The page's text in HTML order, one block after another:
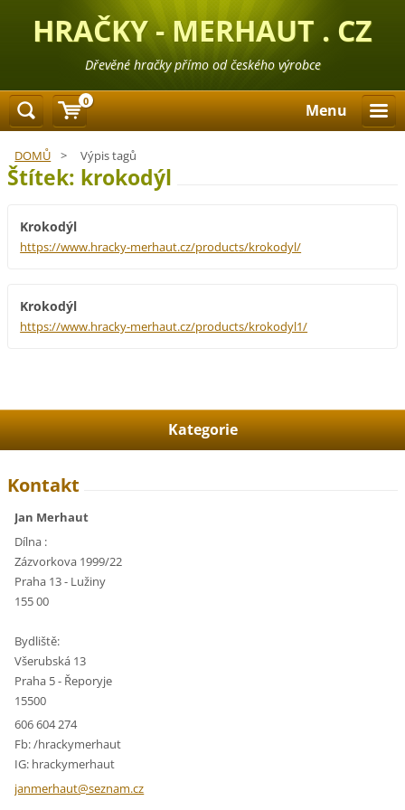
HRAČKY - MERHAUT . CZ
Dřevěné hračky přímo od českého výrobce
Menu
DOMŮ > Výpis tagů
Štítek: krokodýl
Krokodýl
https://www.hracky-merhaut.cz/products/krokodyl/
Krokodýl
https://www.hracky-merhaut.cz/products/krokodyl1/
Kategorie
Kontakt
Jan Merhaut
Dílna :
Zázvorkova 1999/22
Praha 13 - Lužiny
155 00
Bydliště:
Všerubská 13
Praha 5 - Řeporyje
15500
606 604 274
Fb: /hrackymerhaut
IG: hrackymerhaut
janmerhaut@seznam.cz
0